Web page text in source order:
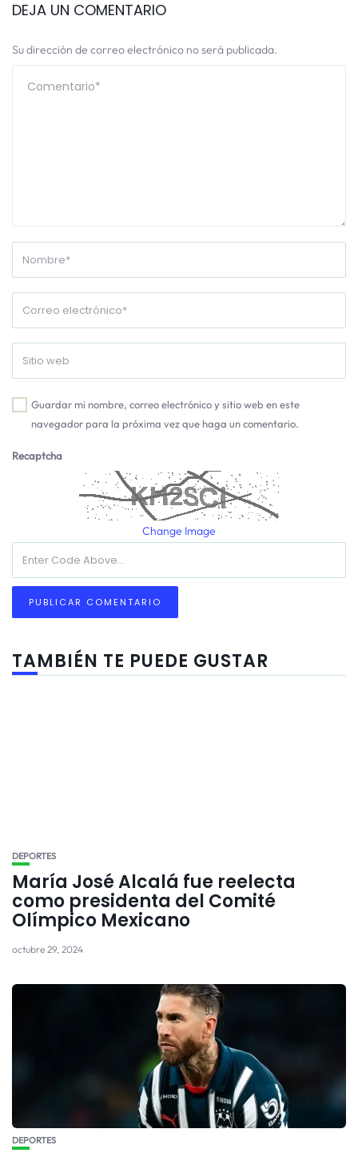
DEJA UN COMENTARIO
Su dirección de correo electrónico no será publicada.
Guardar mi nombre, correo electrónico y sitio web en este
navegador para la próxima vez que haga un comentario.
Recaptcha
Change Image
TAMBIÉN TE PUEDE GUSTAR
DEPORTES
María José Alcalá fue reelecta
como presidenta del Comité
Olímpico Mexicano
octubre 29, 2024
DEPORTES